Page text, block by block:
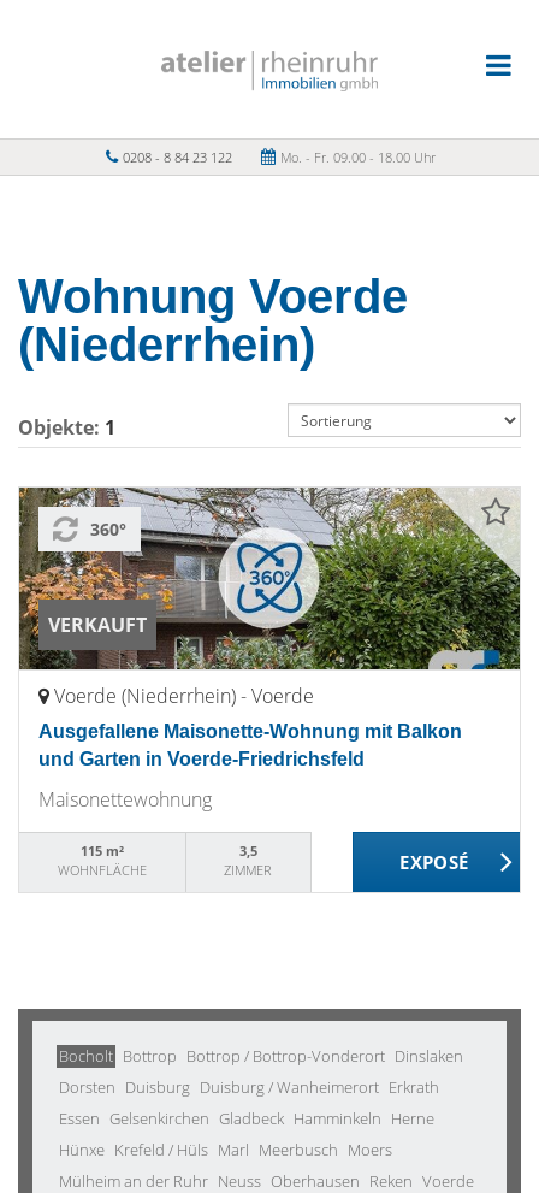
0208 - 8 84 23 122 Mo. - Fr. 09.00 - 18.00 Uhr
Wohnung Voerde
(Niederrhein)
Objekte: 1
VERKAUFT
360°
Voerde (Niederrhein) - Voerde
Ausgefallene Maisonette-Wohnung mit Balkon
und Garten in Voerde-Friedrichsfeld
Maisonettewohnung
115 m²
WOHNFLÄCHE
3,5
ZIMMER
Bocholt Bottrop Bottrop / Bottrop-Vonderort Dinslaken
Dorsten Duisburg Duisburg / Wanheimerort Erkrath
Essen Gelsenkirchen Gladbeck Hamminkeln Herne
Hünxe Krefeld / Hüls Marl Meerbusch Moers
Mülheim an der Ruhr Neuss Oberhausen Reken Voerde